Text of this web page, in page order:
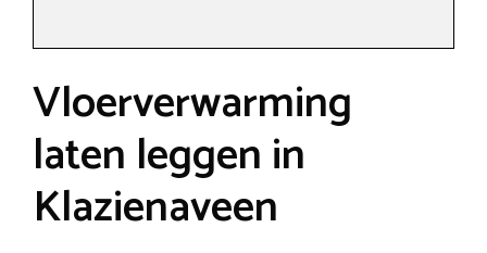
Vloerverwarming
laten leggen in
Klazienaveen